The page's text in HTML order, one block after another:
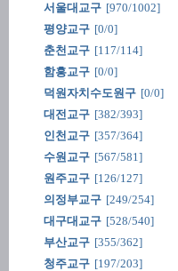
서울대교구 [970/1002]
평양교구 [0/0]
춘천교구 [117/114]
함흥교구 [0/0]
덕원자치수도원구 [0/0]
대전교구 [382/393]
인천교구 [357/364]
수원교구 [567/581]
원주교구 [126/127]
의정부교구 [249/254]
대구대교구 [528/540]
부산교구 [355/362]
청주교구 [197/203]